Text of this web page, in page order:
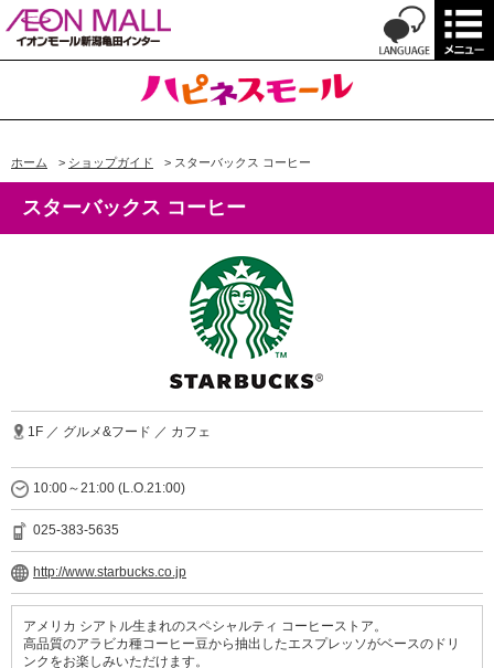
ホーム > ショップガイド > スターバックス コーヒー
スターバックス コーヒー
1F ／ グルメ&フード ／ カフェ
10:00～21:00 (L.O.21:00)
025-383-5635
http://www.starbucks.co.jp
アメリカ シアトル生まれのスペシャルティ コーヒーストア。
高品質のアラビカ種コーヒー豆から抽出したエスプレッソがベースのドリ
ンクをお楽しみいただけます。